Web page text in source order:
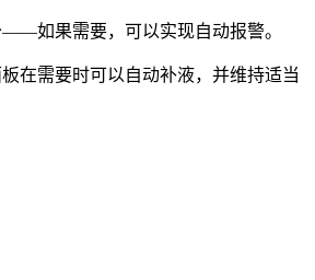
如果需要，可以实现自动报警。
在需要时可以自动补液，并维持适当